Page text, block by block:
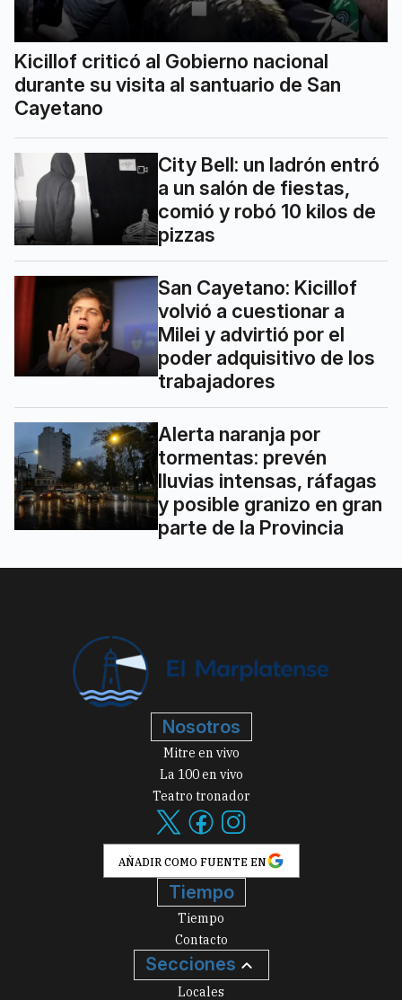
Kicillof criticó al Gobierno nacional
durante su visita al santuario de San
Cayetano
City Bell: un ladrón entró
a un salón de fiestas,
comió y robó 10 kilos de
pizzas
San Cayetano: Kicillof
volvió a cuestionar a
Milei y advirtió por el
poder adquisitivo de los
trabajadores
Alerta naranja por
tormentas: prevén
lluvias intensas, ráfagas
y posible granizo en gran
parte de la Provincia
Nosotros
Mitre en vivo
La 100 en vivo
Teatro tronador
AÑADIR COMO FUENTE EN
Tiempo
Tiempo
Contacto
Secciones
Locales